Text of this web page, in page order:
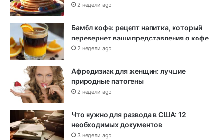
2 недели ago
Бамбл кофе: рецепт напитка, который
перевернет ваши представления о кофе
2 недели ago
Афродизиак для женщин: лучшие
природные патогены
2 недели ago
Что нужно для развода в США: 12
необходимых документов
3 недели ago